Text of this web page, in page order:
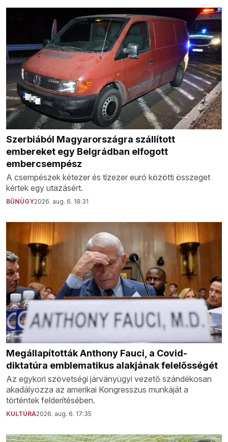
Szerbiából Magyarországra szállított
embereket egy Belgrádban elfogott
embercsempész
A csempészek kétezer és tízezer euró közötti összeget
kértek egy utazásért.
BŰNÜGY2026. aug. 6. 18:31
Megállapították Anthony Fauci, a Covid-
diktatúra emblematikus alakjának felelősségét
Az egykori szövetségi járványügyi vezető szándékosan
akadályozza az amerikai Kongresszus munkáját a
történtek felderítésében.
KULTÚRA2026. aug. 6. 17:35